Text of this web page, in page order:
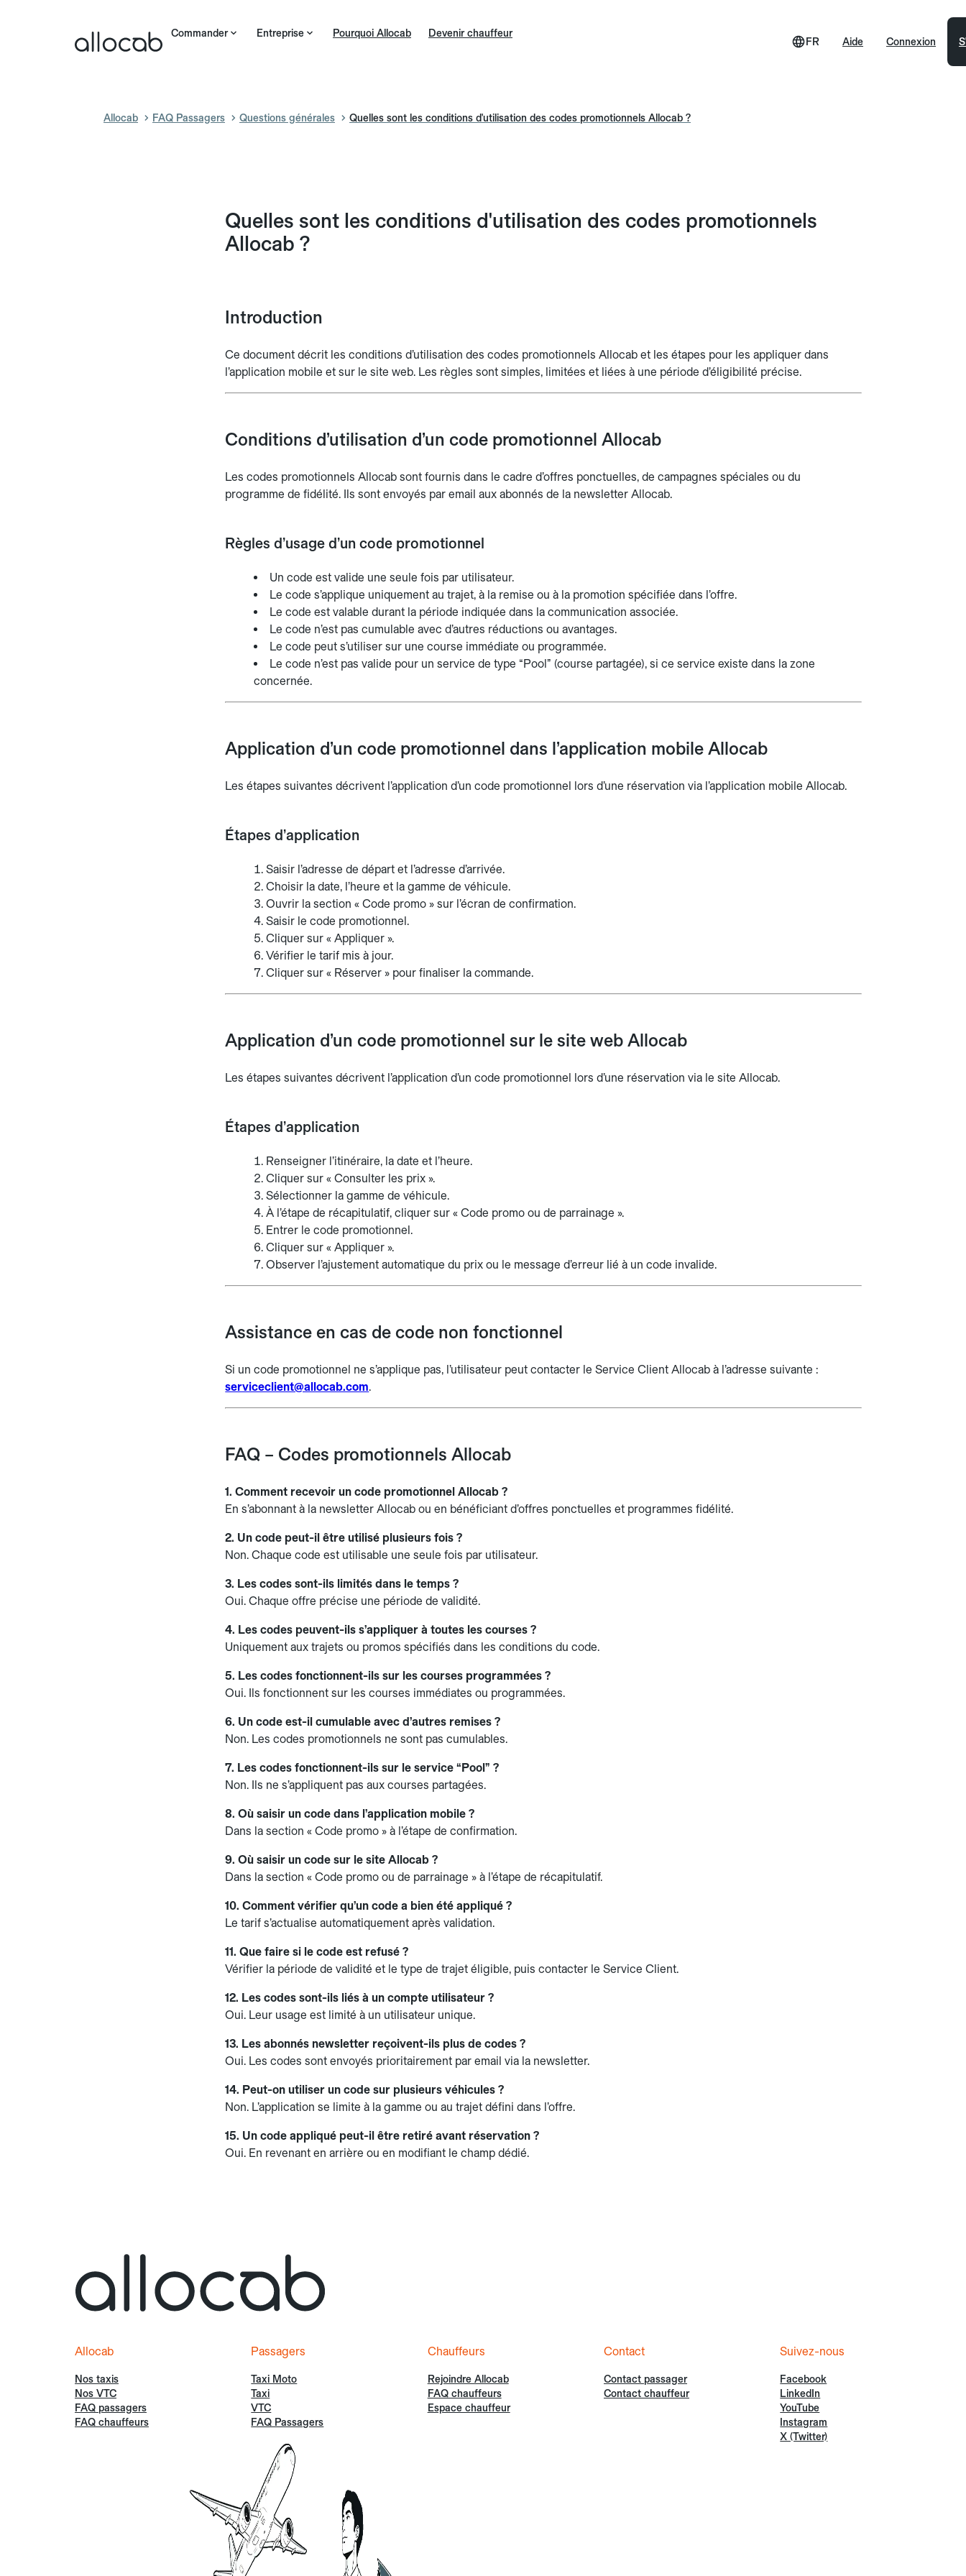
Commander Entreprise Pourquoi Allocab Devenir chauffeur
Aide
FR Connexion
Allocab FAQ Passagers Questions générales Quelles sont les conditions d'utilisation des codes promotionnels Allocab ?
Quelles sont les conditions d'utilisation des codes promotionnels
Allocab ?
Introduction
Ce document décrit les conditions d’utilisation des codes promotionnels Allocab et les étapes pour les appliquer dans
l’application mobile et sur le site web. Les règles sont simples, limitées et liées à une période d’éligibilité précise.
Conditions d’utilisation d’un code promotionnel Allocab
Les codes promotionnels Allocab sont fournis dans le cadre d’offres ponctuelles, de campagnes spéciales ou du
programme de fidélité. Ils sont envoyés par email aux abonnés de la newsletter Allocab.
Règles d’usage d’un code promotionnel
Un code est valide une seule fois par utilisateur.
Le code s’applique uniquement au trajet, à la remise ou à la promotion spécifiée dans l’offre.
Le code est valable durant la période indiquée dans la communication associée.
Le code n’est pas cumulable avec d’autres réductions ou avantages.
Le code peut s’utiliser sur une course immédiate ou programmée.
Le code n’est pas valide pour un service de type “Pool” (course partagée), si ce service existe dans la zone
concernée.
Application d’un code promotionnel dans l’application mobile Allocab
Les étapes suivantes décrivent l’application d’un code promotionnel lors d’une réservation via l’application mobile Allocab.
Étapes d’application
Saisir l’adresse de départ et l’adresse d’arrivée.
Choisir la date, l’heure et la gamme de véhicule.
Ouvrir la section « Code promo » sur l’écran de confirmation.
Saisir le code promotionnel.
Cliquer sur « Appliquer ».
Vérifier le tarif mis à jour.
Cliquer sur « Réserver » pour finaliser la commande.
Application d’un code promotionnel sur le site web Allocab
Les étapes suivantes décrivent l’application d’un code promotionnel lors d’une réservation via le site Allocab.
Étapes d’application
Renseigner l’itinéraire, la date et l’heure.
Cliquer sur « Consulter les prix ».
Sélectionner la gamme de véhicule.
À l’étape de récapitulatif, cliquer sur « Code promo ou de parrainage ».
Entrer le code promotionnel.
Cliquer sur « Appliquer ».
Observer l’ajustement automatique du prix ou le message d’erreur lié à un code invalide.
Assistance en cas de code non fonctionnel
Si un code promotionnel ne s’applique pas, l’utilisateur peut contacter le Service Client Allocab à l’adresse suivante :
serviceclient@allocab.com.
FAQ – Codes promotionnels Allocab
1. Comment recevoir un code promotionnel Allocab ?
En s’abonnant à la newsletter Allocab ou en bénéficiant d’offres ponctuelles et programmes fidélité.
2. Un code peut-il être utilisé plusieurs fois ?
Non. Chaque code est utilisable une seule fois par utilisateur.
3. Les codes sont-ils limités dans le temps ?
Oui. Chaque offre précise une période de validité.
4. Les codes peuvent-ils s’appliquer à toutes les courses ?
Uniquement aux trajets ou promos spécifiés dans les conditions du code.
5. Les codes fonctionnent-ils sur les courses programmées ?
Oui. Ils fonctionnent sur les courses immédiates ou programmées.
6. Un code est-il cumulable avec d’autres remises ?
Non. Les codes promotionnels ne sont pas cumulables.
7. Les codes fonctionnent-ils sur le service “Pool” ?
Non. Ils ne s’appliquent pas aux courses partagées.
8. Où saisir un code dans l’application mobile ?
Dans la section « Code promo » à l’étape de confirmation.
9. Où saisir un code sur le site Allocab ?
Dans la section « Code promo ou de parrainage » à l’étape de récapitulatif.
10. Comment vérifier qu’un code a bien été appliqué ?
Le tarif s’actualise automatiquement après validation.
11. Que faire si le code est refusé ?
Vérifier la période de validité et le type de trajet éligible, puis contacter le Service Client.
12. Les codes sont-ils liés à un compte utilisateur ?
Oui. Leur usage est limité à un utilisateur unique.
13. Les abonnés newsletter reçoivent-ils plus de codes ?
Oui. Les codes sont envoyés prioritairement par email via la newsletter.
14. Peut-on utiliser un code sur plusieurs véhicules ?
Non. L’application se limite à la gamme ou au trajet défini dans l’offre.
15. Un code appliqué peut-il être retiré avant réservation ?
Oui. En revenant en arrière ou en modifiant le champ dédié.
Allocab
Nos taxis
Nos VTC
FAQ passagers
FAQ chauffeurs
Passagers
Taxi Moto
Taxi
VTC
FAQ Passagers
Chauffeurs
Rejoindre Allocab
FAQ chauffeurs
Espace chauffeur
Contact
Contact passager
Contact chauffeur
Suivez-nous
Facebook
LinkedIn
YouTube
Instagram
X (Twitter)